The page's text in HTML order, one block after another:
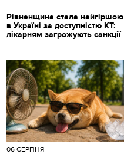
Рівненщина стала найгіршою
в Україні за доступністю КТ:
лікарням загрожують санкції
06 СЕРПНЯ